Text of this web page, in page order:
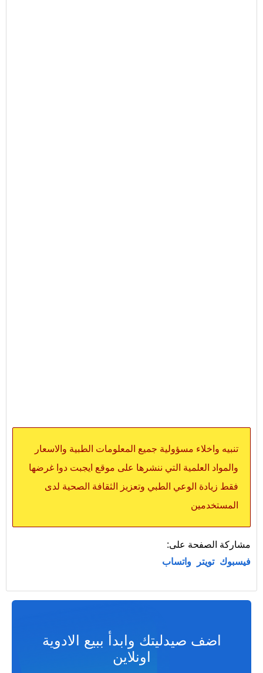
تنبيه واخلاء مسؤولية جميع المعلومات الطبية والاسعار
والمواد العلمية التي ننشرها على موقع ايجبت دوا غرضها
فقط زيادة الوعي الطبي وتعزيز الثقافة الصحية لدى
المستخدمين
مشاركة الصفحة على:
فيسبوك تويتر واتساب
اضف صيدليتك وابدأ ببيع الادوية
اونلاين